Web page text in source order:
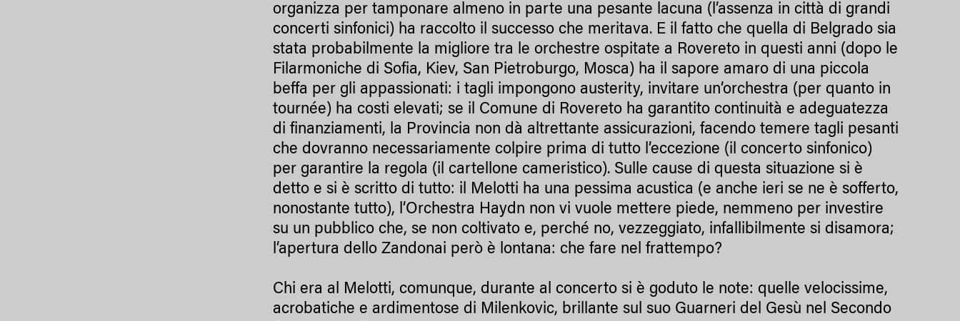
organizza per tamponare almeno in parte una pesante lacuna (l’assenza in città di grandi
concerti sinfonici) ha raccolto il successo che meritava. E il fatto che quella di Belgrado sia
stata probabilmente la migliore tra le orchestre ospitate a Rovereto in questi anni (dopo le
Filarmoniche di Sofia, Kiev, San Pietroburgo, Mosca) ha il sapore amaro di una piccola
beffa per gli appassionati: i tagli impongono austerity, invitare un’orchestra (per quanto in
tournée) ha costi elevati; se il Comune di Rovereto ha garantito continuità e adeguatezza
di finanziamenti, la Provincia non dà altrettante assicurazioni, facendo temere tagli pesanti
che dovranno necessariamente colpire prima di tutto l’eccezione (il concerto sinfonico)
per garantire la regola (il cartellone cameristico). Sulle cause di questa situazione si è
detto e si è scritto di tutto: il Melotti ha una pessima acustica (e anche ieri se ne è sofferto,
nonostante tutto), l’Orchestra Haydn non vi vuole mettere piede, nemmeno per investire
su un pubblico che, se non coltivato e, perché no, vezzeggiato, infallibilmente si disamora;
l’apertura dello Zandonai però è lontana: che fare nel frattempo?
Chi era al Melotti, comunque, durante al concerto si è goduto le note: quelle velocissime,
acrobatiche e ardimentose di Milenkovic, brillante sul suo Guarneri del Gesù nel Secondo